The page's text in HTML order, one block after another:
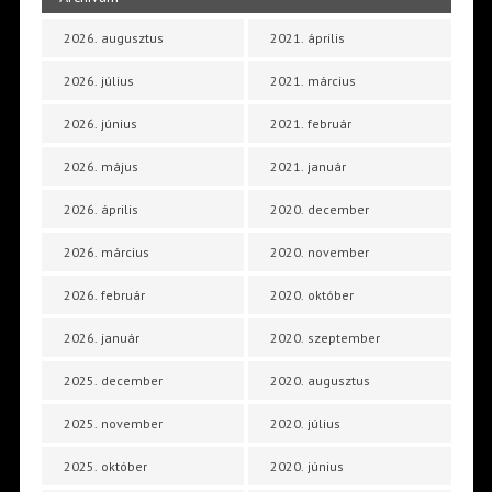
2026. augusztus
2026. július
2026. június
2026. május
2026. április
2026. március
2026. február
2026. január
2025. december
2025. november
2025. október
2021. április
2021. március
2021. február
2021. január
2020. december
2020. november
2020. október
2020. szeptember
2020. augusztus
2020. július
2020. június